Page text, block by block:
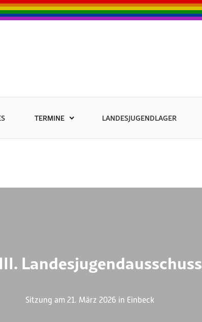
TERMINE LANDESJUGENDLAGER
Landesjugendausschuss
Sitzung am 21. März 2026 in Einbeck